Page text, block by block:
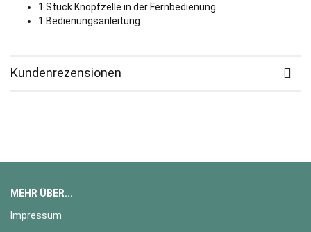
1 Stück Knopfzelle in der Fernbedienung
1 Bedienungsanleitung
Kundenrezensionen
MEHR ÜBER...
Impressum